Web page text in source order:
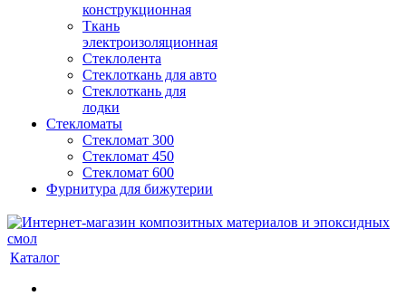
конструкционная
Ткань
электроизоляционная
Стеклолента
Стеклоткань для авто
Стеклоткань для
лодки
Стекломаты
Стекломат 300
Стекломат 450
Стекломат 600
Фурнитура для бижутерии
Каталог